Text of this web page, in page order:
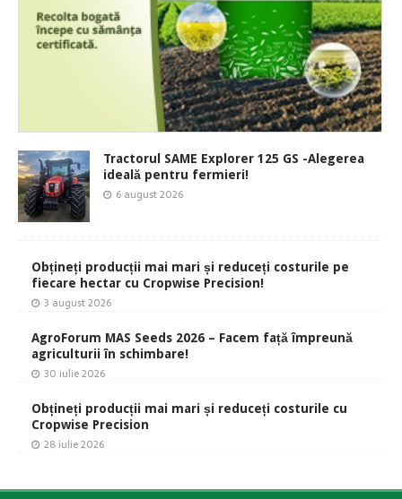
Tractorul SAME Explorer 125 GS -Alegerea
ideală pentru fermieri!
6 august 2026
Obțineți producții mai mari și reduceți costurile pe
fiecare hectar cu Cropwise Precision!
3 august 2026
AgroForum MAS Seeds 2026 – Facem față împreună
agriculturii în schimbare!
30 iulie 2026
Obțineți producții mai mari și reduceți costurile cu
Cropwise Precision
28 iulie 2026